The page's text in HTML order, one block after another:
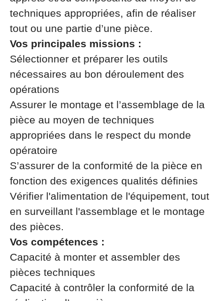
techniques appropriées, afin de réaliser
tout ou une partie d’une pièce.
Vos principales missions :
Sélectionner et préparer les outils
nécessaires au bon déroulement des
opérations
Assurer le montage et l’assemblage de la
pièce au moyen de techniques
appropriées dans le respect du monde
opératoire
S’assurer de la conformité de la pièce en
fonction des exigences qualités définies
Vérifier l'alimentation de l'équipement, tout
en surveillant l'assemblage et le montage
des pièces.
Vos compétences :
Capacité à monter et assembler des
pièces techniques
Capacité à contrôler la conformité de la